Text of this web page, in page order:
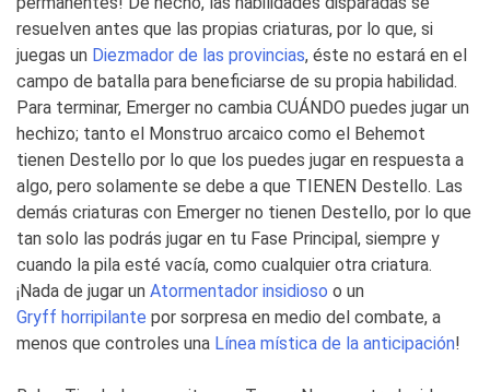
resuelven antes que las propias criaturas, por lo que, si
juegas un Diezmador de las provincias, éste no estará en el
campo de batalla para beneficiarse de su propia habilidad.
Para terminar, Emerger no cambia CUÁNDO puedes jugar un
hechizo; tanto el Monstruo arcaico como el Behemot
tienen Destello por lo que los puedes jugar en respuesta a
algo, pero solamente se debe a que TIENEN Destello. Las
demás criaturas con Emerger no tienen Destello, por lo que
tan solo las podrás jugar en tu Fase Principal, siempre y
cuando la pila esté vacía, como cualquier otra criatura.
¡Nada de jugar un Atormentador insidioso o un
Gryff horripilante por sorpresa en medio del combate, a
menos que controles una Línea mística de la anticipación!